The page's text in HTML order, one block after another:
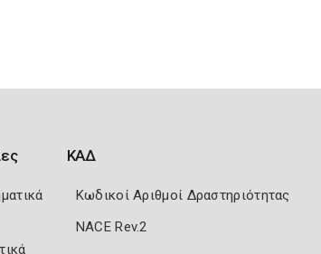
ΚΑΔ
Κωδικοί Αριθμοί Δραστηριότητας
NACE Rev.2